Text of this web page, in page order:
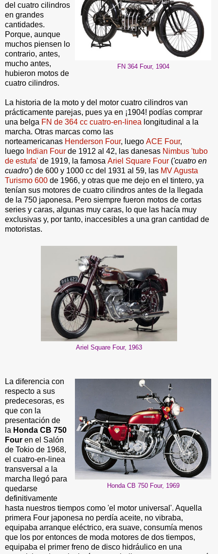
FN 364 Four, 1904
del cuatro cilindros
en grandes
cantidades.
Porque, aunque
muchos piensen lo
contrario, antes,
mucho antes,
hubieron motos de
cuatro cilindros.
La historia de la moto y del motor cuatro cilindros van
prácticamente parejas, pues ya en ¡1904! podías comprar
una belga FN de 364 cc cuatro-en-linea longitudinal a la
marcha. Otras marcas como las
norteamericanas Henderson Four, luego ACE Four,
luego Indian Four de 1912 al 42, las danesas Nimbus 'tubo
de estufa' de 1919, la famosa Ariel Square Four ('cuatro en
cuadro') de 600 y 1000 cc del 1931 al 59, las MV Agusta
Turismo 600 de 1966, y otras que me dejo en el tintero, ya
tenían sus motores de cuatro cilindros antes de la llegada
de la 750 japonesa. Pero siempre fueron motos de cortas
series y caras, algunas muy caras, lo que las hacía muy
exclusivas y, por tanto, inaccesibles a una gran cantidad de
motoristas.
Ariel Square Four, 1963
Honda CB 750 Four, 1969
La diferencia con
respecto a sus
predecesoras, es
que con la
presentación de
la Honda CB 750
Four en el Salón
de Tokio de 1968,
el cuatro-en-linea
transversal a la
marcha llegó para
quedarse
definitivamente
hasta nuestros tiempos como 'el motor universal'. Aquella
primera Four japonesa no perdía aceite, no vibraba,
equipaba arranque eléctrico, era suave, consumía menos
que los por entonces de moda motores de dos tiempos,
equipaba el primer freno de disco hidráulico en una